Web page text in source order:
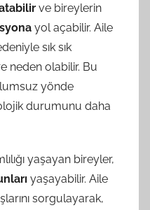
ve bireylerin
yol açabilir. Aile
sık sık
neden olabilir. Bu
yönde
durumunu daha
yaşayan bireyler,
yaşayabilir. Aile
sorgulayarak,